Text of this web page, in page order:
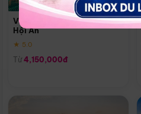
Vinpearl Resort & Golf Nam
Hội An
★ 5.0
Từ 4,150,000đ